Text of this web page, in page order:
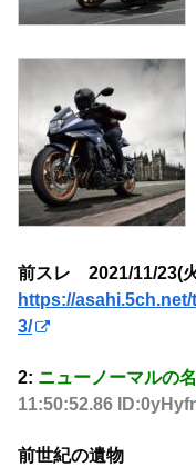
前スレ 2021/11/23(
https://
3/
2: ニューノーマルの
11:50:52.86
前世紀の遺物